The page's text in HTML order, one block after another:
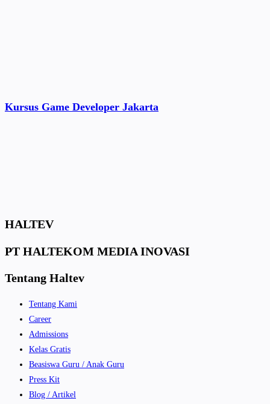
Kursus Game Developer Jakarta
HALTEV​
PT HALTEKOM MEDIA INOVASI
Tentang Haltev
Tentang Kami
Career
Admissions
Kelas Gratis
Beasiswa Guru / Anak Guru
Press Kit
Blog / Artikel